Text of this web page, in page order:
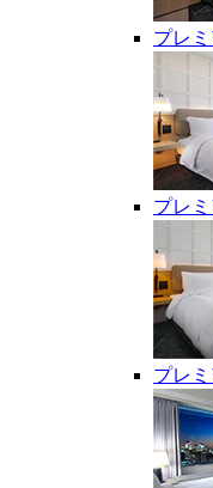
プレ
プレ
プレ